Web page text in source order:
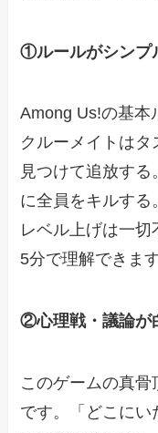
①ルールがシンプ
Among Us!の基本
クルーメイトは
見つけて追放する
に全員をキルする
レベル上げは一切
5分で理解できます
②心理戦・議論が
このゲームの真
です。「どこにい